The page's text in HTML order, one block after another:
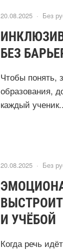
20.08.2025 · Без
БЕЗ
Чтобы понять,
образования,
каждый
20.08.2025 · Без
И УЧЁБОЙ
Когда речь